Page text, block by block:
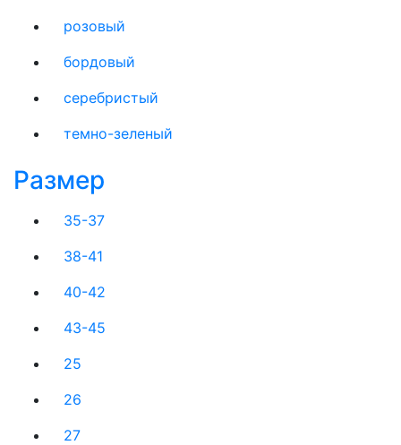
розовый
бордовый
серебристый
темно-зеленый
Размер
35-37
38-41
40-42
43-45
25
26
27